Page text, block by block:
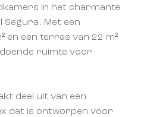
in het charmante
Segura. Met een
en een terras van 22 m²
ruimte voor
deel uit van een
dat is ontworpen voor